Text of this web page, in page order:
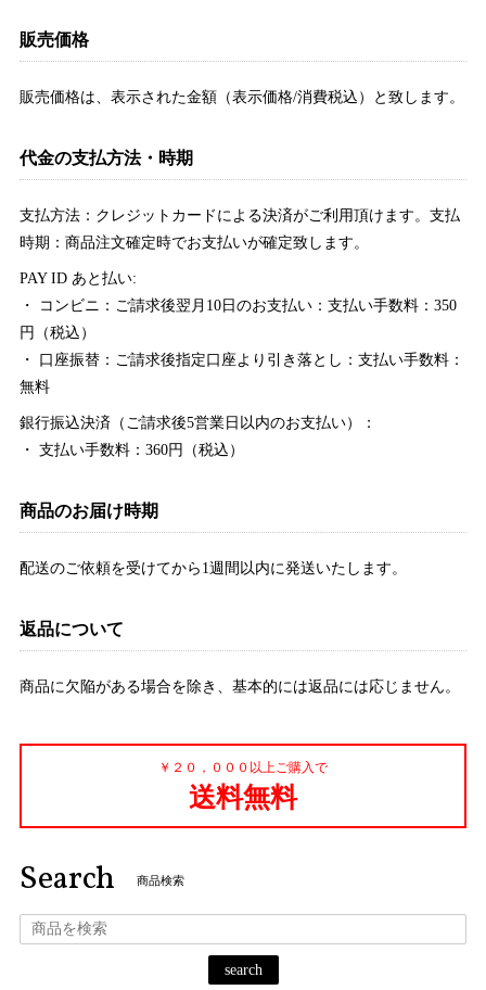
販売価格
販売価格は、表示された金額（表示価格/消費税込）と致します。
代金の支払方法・時期
支払方法：クレジットカードによる決済がご利用頂けます。支払
時期：商品注文確定時でお支払いが確定致します。
PAY ID あと払い:
・ コンビニ：ご請求後翌月10日のお支払い：支払い手数料：350
円（税込）
・ 口座振替：ご請求後指定口座より引き落とし：支払い手数料：
無料
銀行振込決済（ご請求後5営業日以内のお支払い）：
・ 支払い手数料：360円（税込）
商品のお届け時期
配送のご依頼を受けてから1週間以内に発送いたします。
返品について
商品に欠陥がある場合を除き、基本的には返品には応じません。
￥２０，０００以上ご購入で
送料無料
Search 商品検索
search